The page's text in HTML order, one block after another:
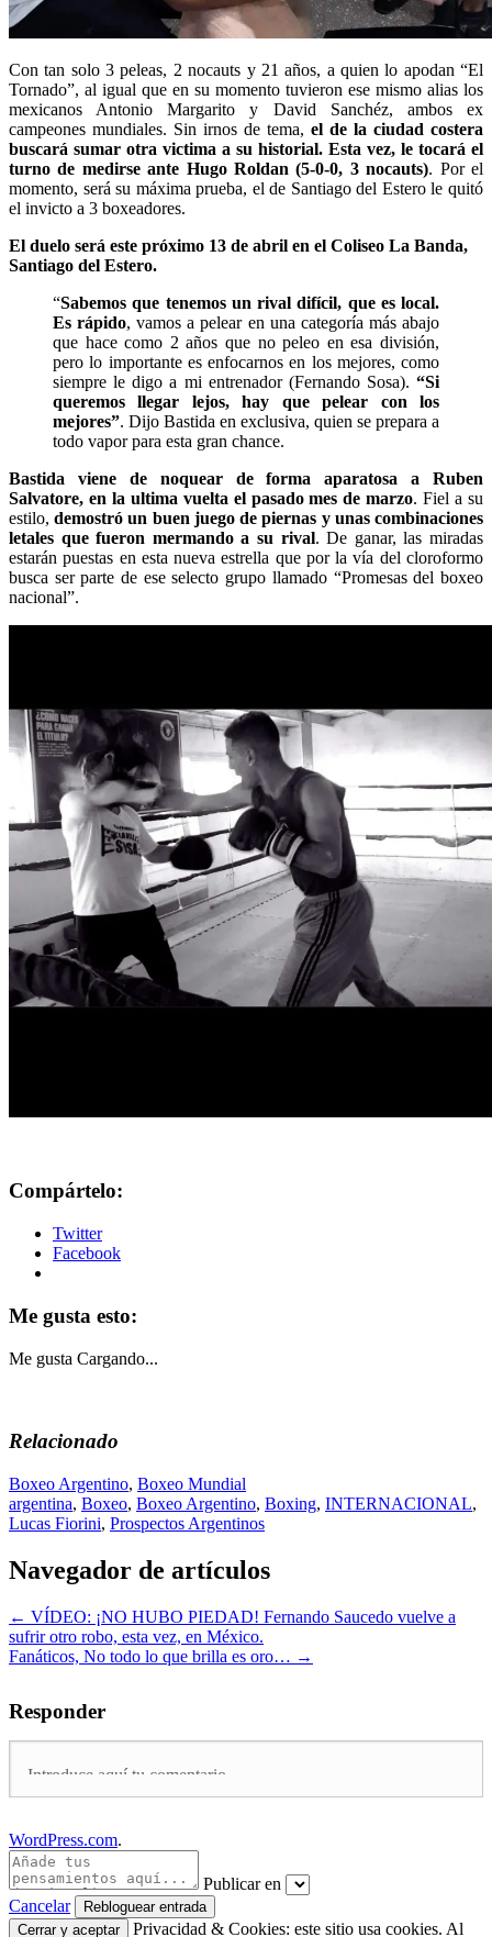
Con tan solo 3 peleas, 2 nocauts y 21 años, a quien lo apodan “El
Tornado”, al igual que en su momento tuvieron ese mismo alias los
mexicanos Antonio Margarito y David Sanchéz, ambos ex
campeones mundiales. Sin irnos de tema, el de la ciudad costera
buscará sumar otra victima a su historial. Esta vez, le tocará el
turno de medirse ante Hugo Roldan (5-0-0, 3 nocauts). Por el
momento, será su máxima prueba, el de Santiago del Estero le quitó
el invicto a 3 boxeadores.
El duelo será este próximo 13 de abril en el Coliseo La Banda,
Santiago del Estero.
“Sabemos que tenemos un rival difícil, que es local.
Es rápido, vamos a pelear en una categoría más abajo
que hace como 2 años que no peleo en esa división,
pero lo importante es enfocarnos en los mejores, como
siempre le digo a mi entrenador (Fernando Sosa). “Si
queremos llegar lejos, hay que pelear con los
mejores”. Dijo Bastida en exclusiva, quien se prepara a
todo vapor para esta gran chance.
Bastida viene de noquear de forma aparatosa a Ruben
Salvatore, en la ultima vuelta el pasado mes de marzo. Fiel a su
estilo,demostró un buen juego de piernas y unas combinaciones
letales que fueron mermando a su rival. De ganar, las miradas
estarán puestas en esta nueva estrella que por la vía del cloroformo
busca ser parte de ese selecto grupo llamado “Promesas del boxeo
nacional”.
Compártelo:
Twitter
Facebook
Me gusta esto:
Me gusta Cargando...
Relacionado
Boxeo Argentino, Boxeo Mundial
argentina, Boxeo, Boxeo Argentino, Boxing, INTERNACIONAL,
Lucas Fiorini, Prospectos Argentinos
Navegador de artículos
← VÍDEO: ¡NO HUBO PIEDAD! Fernando Saucedo vuelve a
sufrir otro robo, esta vez, en México.
Fanáticos, No todo lo que brilla es oro… →
Responder
WordPress.com.
Publicar en
Cancelar
Privacidad & Cookies: este sitio usa cookies. Al